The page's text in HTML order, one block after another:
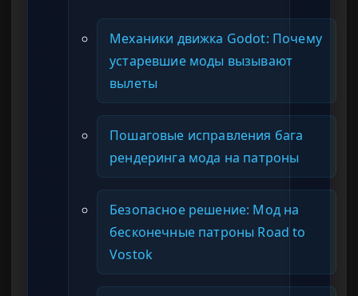
Механики движка Godot: Почему
устаревшие моды вызывают
вылеты
Пошаговые исправления бага
рендеринга мода на патроны
Безопасное решение: Мод на
бесконечные патроны Road to
Vostok